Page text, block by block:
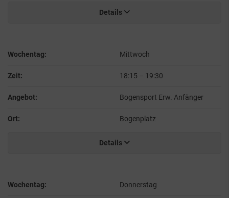
Details
Wochentag: Mittwoch
Zeit: 18:15 – 19:30
Angebot: Bogensport Erw. Anfänger
Ort: Bogenplatz
Details
Wochentag: Donnerstag